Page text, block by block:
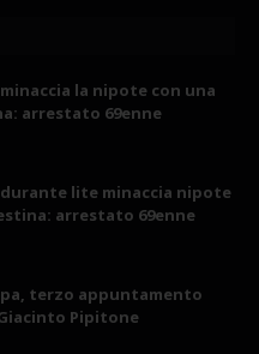
la nipote con una
arrestato 69enne
durante lite minaccia nipote
arrestato 69enne
terzo appuntamento
Pipitone